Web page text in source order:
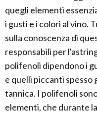
quegli elementi
i gusti e i colori al vino.
sulla conoscenza di
responsabili per
polifenoli dipendono i
e quelli piccanti spesso
tannica. I polifenoli
elementi, che durante